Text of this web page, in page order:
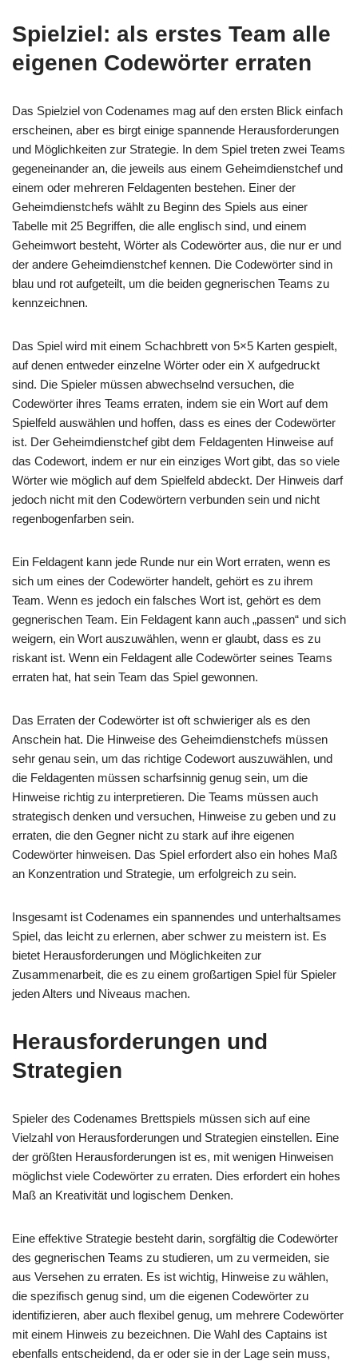
Spielziel: als erstes Team alle
eigenen Codewörter erraten
Das Spielziel von Codenames mag auf den ersten Blick einfach
erscheinen, aber es birgt einige spannende Herausforderungen
und Möglichkeiten zur Strategie. In dem Spiel treten zwei Teams
gegeneinander an, die jeweils aus einem Geheimdienstchef und
einem oder mehreren Feldagenten bestehen. Einer der
Geheimdienstchefs wählt zu Beginn des Spiels aus einer
Tabelle mit 25 Begriffen, die alle englisch sind, und einem
Geheimwort besteht, Wörter als Codewörter aus, die nur er und
der andere Geheimdienstchef kennen. Die Codewörter sind in
blau und rot aufgeteilt, um die beiden gegnerischen Teams zu
kennzeichnen.
Das Spiel wird mit einem Schachbrett von 5×5 Karten gespielt,
auf denen entweder einzelne Wörter oder ein X aufgedruckt
sind. Die Spieler müssen abwechselnd versuchen, die
Codewörter ihres Teams erraten, indem sie ein Wort auf dem
Spielfeld auswählen und hoffen, dass es eines der Codewörter
ist. Der Geheimdienstchef gibt dem Feldagenten Hinweise auf
das Codewort, indem er nur ein einziges Wort gibt, das so viele
Wörter wie möglich auf dem Spielfeld abdeckt. Der Hinweis darf
jedoch nicht mit den Codewörtern verbunden sein und nicht
regenbogenfarben sein.
Ein Feldagent kann jede Runde nur ein Wort erraten, wenn es
sich um eines der Codewörter handelt, gehört es zu ihrem
Team. Wenn es jedoch ein falsches Wort ist, gehört es dem
gegnerischen Team. Ein Feldagent kann auch „passen“ und sich
weigern, ein Wort auszuwählen, wenn er glaubt, dass es zu
riskant ist. Wenn ein Feldagent alle Codewörter seines Teams
erraten hat, hat sein Team das Spiel gewonnen.
Das Erraten der Codewörter ist oft schwieriger als es den
Anschein hat. Die Hinweise des Geheimdienstchefs müssen
sehr genau sein, um das richtige Codewort auszuwählen, und
die Feldagenten müssen scharfsinnig genug sein, um die
Hinweise richtig zu interpretieren. Die Teams müssen auch
strategisch denken und versuchen, Hinweise zu geben und zu
erraten, die den Gegner nicht zu stark auf ihre eigenen
Codewörter hinweisen. Das Spiel erfordert also ein hohes Maß
an Konzentration und Strategie, um erfolgreich zu sein.
Insgesamt ist Codenames ein spannendes und unterhaltsames
Spiel, das leicht zu erlernen, aber schwer zu meistern ist. Es
bietet Herausforderungen und Möglichkeiten zur
Zusammenarbeit, die es zu einem großartigen Spiel für Spieler
jeden Alters und Niveaus machen.
Herausforderungen und
Strategien
Spieler des Codenames Brettspiels müssen sich auf eine
Vielzahl von Herausforderungen und Strategien einstellen. Eine
der größten Herausforderungen ist es, mit wenigen Hinweisen
möglichst viele Codewörter zu erraten. Dies erfordert ein hohes
Maß an Kreativität und logischem Denken.
Eine effektive Strategie besteht darin, sorgfältig die Codewörter
des gegnerischen Teams zu studieren, um zu vermeiden, sie
aus Versehen zu erraten. Es ist wichtig, Hinweise zu wählen,
die spezifisch genug sind, um die eigenen Codewörter zu
identifizieren, aber auch flexibel genug, um mehrere Codewörter
mit einem Hinweis zu bezeichnen. Die Wahl des Captains ist
ebenfalls entscheidend, da er oder sie in der Lage sein muss,